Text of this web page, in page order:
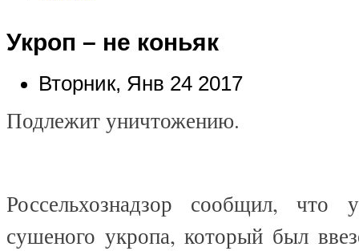
Укроп – не коньяк
Вторник, Янв 24 2017
Подлежит уничтожению.
Россельхознадзор сообщил, что
сушеного укропа, который был